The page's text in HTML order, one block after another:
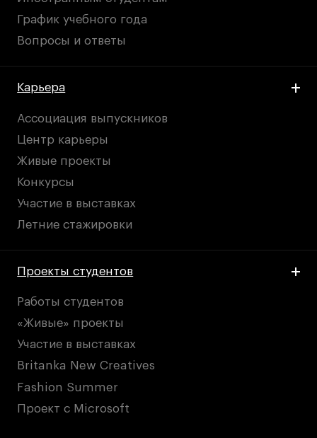
График учебного года
Вопросы и ответы
Карьера
Ассоциация выпускников
Центр карьеры
Живые проекты
Конкурсы
Участие в выставках
Летние стажировки
Проекты студентов
Работы студентов
«Живые» проекты
Участие в выставках
Britanka New Creatives
Fashion Summer
Проект с Microsoft